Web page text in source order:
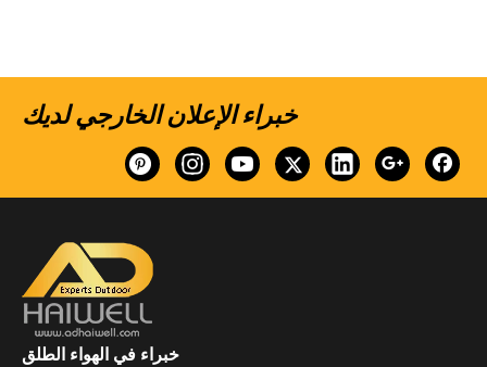
خبراء الإعلان الخارجي لديك
خبراء في الهواء الطلق